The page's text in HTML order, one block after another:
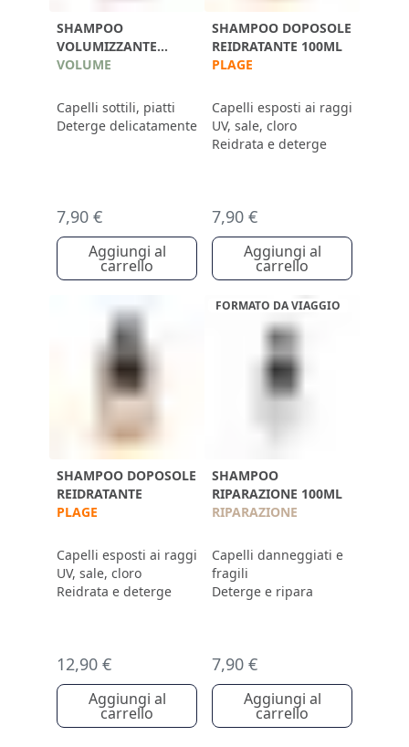
SHAMPOO
VOLUMIZZANTE
100ML
VOLUME
Capelli sottili, piatti
Deterge delicatamente
7,90 €
Aggiungi al
carrello
SHAMPOO DOPOSOLE
REIDRATANTE 100ML
PLAGE
Capelli esposti ai raggi
UV, sale, cloro
Reidrata e deterge
7,90 €
Aggiungi al
carrello
SHAMPOO DOPOSOLE
REIDRATANTE
PLAGE
Capelli esposti ai raggi
UV, sale, cloro
Reidrata e deterge
12,90 €
Aggiungi al
carrello
FORMATO DA VIAGGIO
SHAMPOO
RIPARAZIONE 100ML
RIPARAZIONE
Capelli danneggiati e
fragili
Deterge e ripara
7,90 €
Aggiungi al
carrello